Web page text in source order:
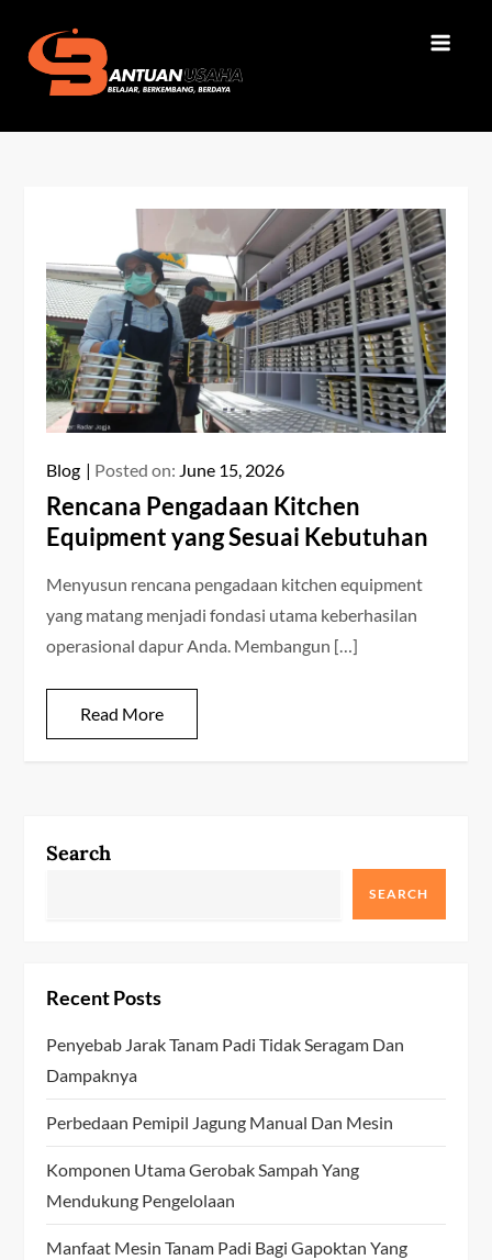
content
Blog Posted on: June 15, 2026
Rencana Pengadaan Kitchen
Equipment yang Sesuai Kebutuhan
Menyusun rencana pengadaan kitchen equipment
yang matang menjadi fondasi utama keberhasilan
operasional dapur Anda. Membangun […]
Read More
Search
SEARCH
Recent Posts
Penyebab Jarak Tanam Padi Tidak Seragam Dan
Dampaknya
Perbedaan Pemipil Jagung Manual Dan Mesin
Komponen Utama Gerobak Sampah Yang
Mendukung Pengelolaan
Manfaat Mesin Tanam Padi Bagi Gapoktan Yang